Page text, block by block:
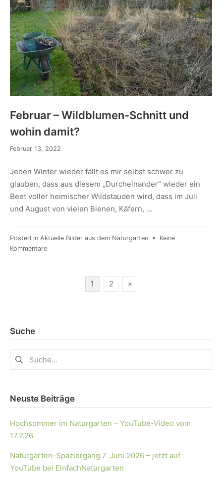
Februar – Wildblumen-Schnitt und
wohin damit?
Februar 13, 2022
Jeden Winter wieder fällt es mir selbst schwer zu
glauben, dass aus diesem „Durcheinander“ wieder ein
Beet voller heimischer Wildstauden wird, dass im Juli
und August von vielen Bienen, Käfern, …
Posted in Aktuelle Bilder aus dem Naturgarten • Keine
Kommentare
1 2 »
Suche
Neuste Beiträge
Hochsommer im Naturgarten – YouTube-Video vom
17.7.26
Naturgarten-Spaziergang 7. Juni 2026 – jetzt auf
YouTube bei EinfachNaturgarten